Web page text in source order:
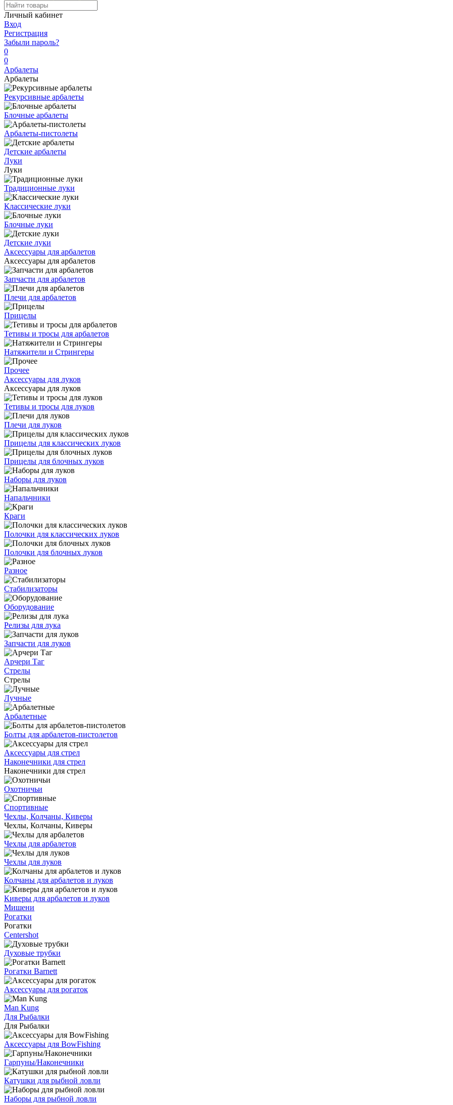
Личный кабинет
Вход
Регистрация
Забыли пароль?
0
0
Арбалеты
Арбалеты
Рекурсивные арбалеты
Блочные арбалеты
Арбалеты-пистолеты
Детские арбалеты
Луки
Луки
Традиционные луки
Классические луки
Блочные луки
Детские луки
Аксессуары для арбалетов
Аксессуары для арбалетов
Запчасти для арбалетов
Плечи для арбалетов
Прицелы
Тетивы и тросы для арбалетов
Натяжители и Стрингеры
Прочее
Аксессуары для луков
Аксессуары для луков
Тетивы и тросы для луков
Плечи для луков
Прицелы для классических луков
Прицелы для блочных луков
Наборы для луков
Напальчники
Краги
Полочки для классических луков
Полочки для блочных луков
Разное
Стабилизаторы
Оборудование
Релизы для лука
Запчасти для луков
Арчери Таг
Стрелы
Стрелы
Лучные
Арбалетные
Болты для арбалетов-пистолетов
Аксессуары для стрел
Наконечники для стрел
Наконечники для стрел
Охотничьи
Спортивные
Чехлы, Колчаны, Киверы
Чехлы, Колчаны, Киверы
Чехлы для арбалетов
Чехлы для луков
Колчаны для арбалетов и луков
Киверы для арбалетов и луков
Мишени
Рогатки
Рогатки
Centershot
Духовые трубки
Рогатки Barnett
Аксессуары для рогаток
Man Kung
Для Рыбалки
Для Рыбалки
Аксессуары для BowFishing
Гарпуны/Наконечники
Катушки для рыбной ловли
Наборы для рыбной ловли